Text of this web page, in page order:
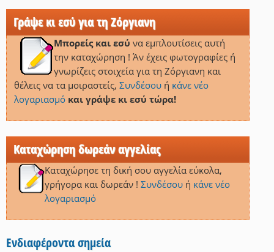
Γράψε κι εσύ για τη Ζόργιανη
Μπορείς και εσύ να εμπλουτίσεις αυτή
την καταχώρηση ! Άν έχεις φωτογραφίες ή
γνωρίζεις στοιχεία για τη Ζόργιανη και
θέλεις να τα μοιραστείς, Συνδέσουή κάνε νέο
λογαριασμό και γράψε κι εσύ τώρα!
Καταχώρηση δωρεάν αγγελίας
Καταχώρησε τη δική σου αγγελία εύκολα,
γρήγορα και δωρεάν ! Συνδέσουή κάνε νέο
λογαριασμό
Ενδιαφέροντα σημεία